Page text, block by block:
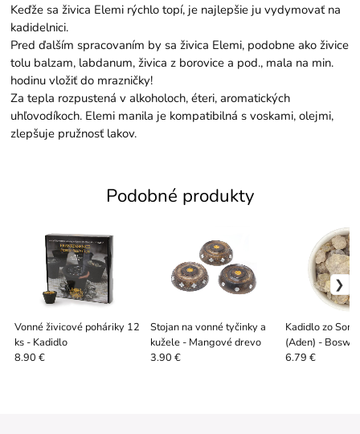
Keďže sa živica Elemi rýchlo topí, je najlepšie ju vydymovať na
kadidelnici.
Pred ďalším spracovaním by sa živica Elemi, podobne ako živice
tolu balzam, labdanum, živica z borovice a pod., mala na min.
hodinu vložiť do mrazničky!
Za tepla rozpustená v alkoholoch, éteri, aromatických
uhľovodíkoch. Elemi manila je kompatibilná s voskami, olejmi,
zlepšuje pružnosť lakov.
Podobné produkty
Vonné živicové poháriky 12
ks - Kadidlo
8.90 €
Stojan na vonné tyčinky a
kužele - Mangové drevo
3.90 €
Kadidlo zo
(Aden) -
50 g
6.79 €